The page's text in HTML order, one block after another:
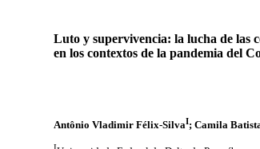
Luto y supervivencia: la lucha de las
en los contextos de la pandemia del
Antônio Vladimir Félix-SilvaI; Camila
I